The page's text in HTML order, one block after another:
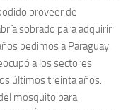
proveer de
sobrado para adquirir
pedimos a Paraguay.
a los sectores
últimos treinta años.
mosquito para